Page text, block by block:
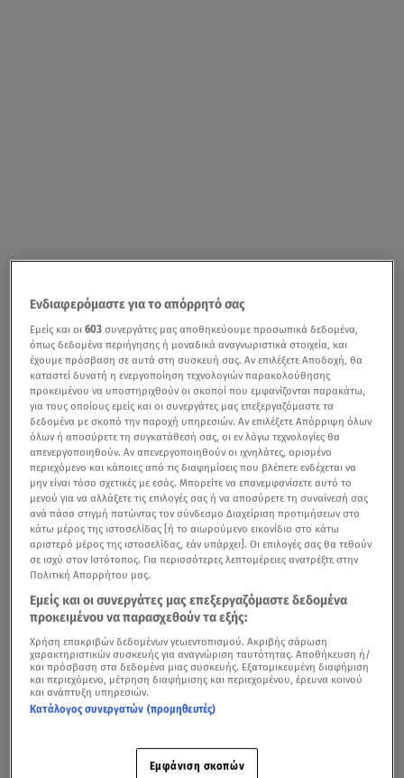
Ενδιαφερόμαστε για το απόρρητό σας
Εμείς και οι603 συνεργάτες μας αποθηκεύουμε προσωπικά δεδομένα,
όπως δεδομένα περιήγησης ή μοναδικά αναγνωριστικά στοιχεία, και
έχουμε πρόσβαση σε αυτά στη συσκευή σας. Αν επιλέξετε Αποδοχή, θα
καταστεί δυνατή η ενεργοποίηση τεχνολογιών παρακολούθησης
προκειμένου να υποστηριχθούν οι σκοποί που εμφανίζονται παρακάτω,
για τους οποίους εμείς και οι συνεργάτες μας επεξεργαζόμαστε τα
δεδομένα με σκοπό την παροχή υπηρεσιών. Αν επιλέξετε Απόρριψη όλων
όλων ή αποσύρετε τη συγκατάθεσή σας, οι εν λόγω τεχνολογίες θα
απενεργοποιηθούν. Αν απενεργοποιηθούν οι ιχνηλάτες, ορισμένο
περιεχόμενο και κάποιες από τις διαφημίσεις που βλέπετε ενδέχεται να
μην είναι τόσο σχετικές με εσάς. Μπορείτε να επανεμφανίσετε αυτό το
μενού για να αλλάξετε τις επιλογές σας ή να αποσύρετε τη συναίνεσή σας
ανά πάσα στιγμή πατώντας τον σύνδεσμο Διαχείριση προτιμήσεων στο
κάτω μέρος της ιστοσελίδας [ή το αιωρούμενο εικονίδιο στο κάτω
αριστερό μέρος της ιστοσελίδας, εάν υπάρχει]. Οι επιλογές σας θα τεθούν
σε ισχύ στον Ιστότοπος. Για περισσότερες λεπτομέρειες ανατρέξτε στην
Πολιτική Απορρήτου μας.
Εμείς και οι συνεργάτες μας επεξεργαζόμαστε δεδομένα
προκειμένου να παρασχεθούν τα εξής:
Χρήση επακριβών δεδομένων γεωεντοπισμού. Ακριβής σάρωση
χαρακτηριστικών συσκευής για αναγνώριση ταυτότητας. Αποθήκευση ή/
και πρόσβαση στα δεδομένα μιας συσκευής. Εξατομικευμένη διαφήμιση
και περιεχόμενο, μέτρηση διαφήμισης και περιεχομένου, έρευνα κοινού
και ανάπτυξη υπηρεσιών.
Κατάλογος συνεργατών (προμηθευτές)
Εμφάνιση σκοπών